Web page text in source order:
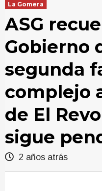
La Gomera
ASG
Gobierno
segunda
complejo
de El
sigue
2 años atrás